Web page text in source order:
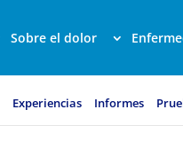
Sobre el dolor
Experiencias Informes